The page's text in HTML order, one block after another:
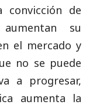
convicción de
su
el mercado y
no se puede
a progresar,
aumenta la